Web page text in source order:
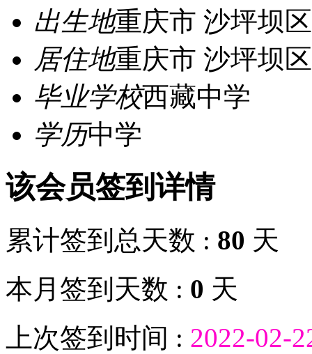
出生地重庆市 沙坪坝
居住地重庆市 沙坪坝
毕业学校西藏中学
学历中学
该会员签到详情
累计签到总天数 : 80 天
本月签到天数 : 0 天
上次签到时间 : 2022-02-